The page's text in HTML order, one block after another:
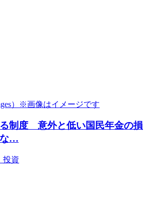
制度 意外と低い国民年金の損
な…
投資